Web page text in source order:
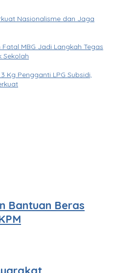
Nasionalisme dan Jaga
MBG Jadi Langkah Tegas
Sekolah
Kg Pengganti LPG Subsidi,
Bantuan Beras